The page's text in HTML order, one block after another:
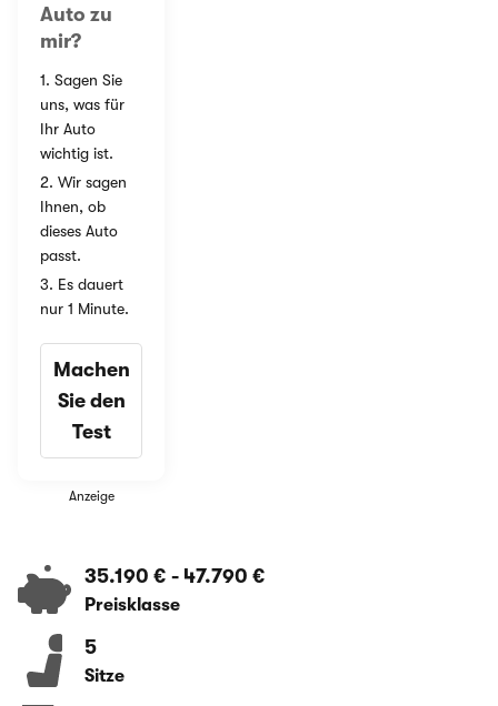
Auto zu
mir?
1. Sagen Sie
uns, was für
Ihr Auto
wichtig ist.
2. Wir sagen
Ihnen, ob
dieses Auto
passt.
3. Es dauert
nur 1 Minute.
Machen
Sie den
Test
Anzeige
35.190 € - 47.790 €
Preisklasse
5
Sitze